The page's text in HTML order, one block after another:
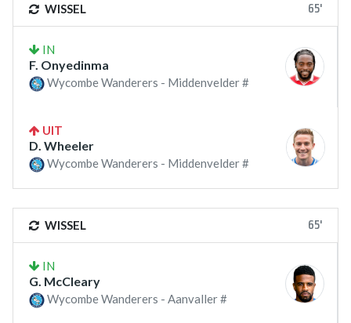
WISSEL 65'
IN
F. Onyedinma
Wycombe Wanderers - Middenvelder #
UIT
D. Wheeler
Wycombe Wanderers - Middenvelder #
WISSEL 65'
IN
G. McCleary
Wycombe Wanderers - Aanvaller #